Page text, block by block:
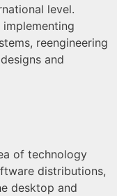
level.
reengineering
and
of technology
distributions,
desktop and